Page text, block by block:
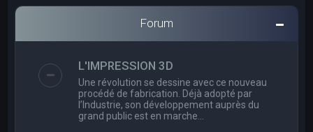
c
Forum
L'IMPRESSION 3D
Une révolution se dessine avec ce nouveau
procédé de fabrication. Déjà adopté par
l’Industrie, son développement auprès du
grand public est en marche…